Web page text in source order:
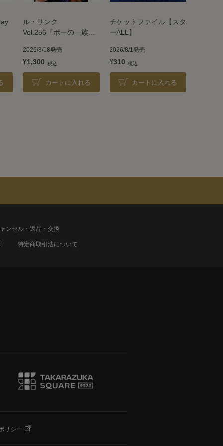
ル・サンク
Vol.256『ポーの一族』
2026/8/18発売
¥1,300
カートに入れる
チケットファイル【スタ
ーALL】
2026/8/1発売
¥310
カートに入れる
ンセル・返品・交換
特定商取引法について
リシー